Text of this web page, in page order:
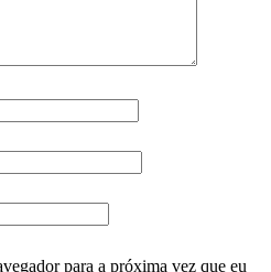
para a próxima vez que eu